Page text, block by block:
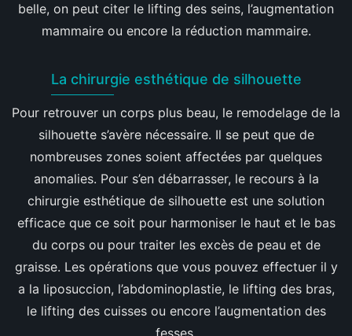
belle, on peut citer le lifting des seins, l’augmentation
mammaire ou encore la réduction mammaire.
La chirurgie esthétique de silhouette
Pour retrouver un corps plus beau, le remodelage de la
silhouette s’avère nécessaire. Il se peut que de
nombreuses zones soient affectées par quelques
anomalies. Pour s’en débarrasser, le recours à la
chirurgie esthétique de silhouette est une solution
efficace que ce soit pour harmoniser le haut et le bas
du corps ou pour traiter les excès de peau et de
graisse. Les opérations que vous pouvez effectuer il y
a la liposuccion, l’abdominoplastie, le lifting des bras,
le lifting des cuisses ou encore l’augmentation des